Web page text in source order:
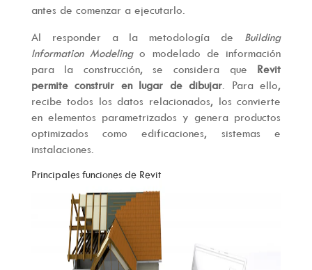
antes de comenzar a ejecutarlo.
Al responder a la metodología de Building
Information Modelingo modelado de información
para la construcción, se considera que Revit
permite construir en lugar de dibujar. Para ello,
recibe todos los datos relacionados, los convierte
en elementos parametrizados y genera productos
optimizados como edificaciones, sistemas e
instalaciones.
Principales funciones de Revit